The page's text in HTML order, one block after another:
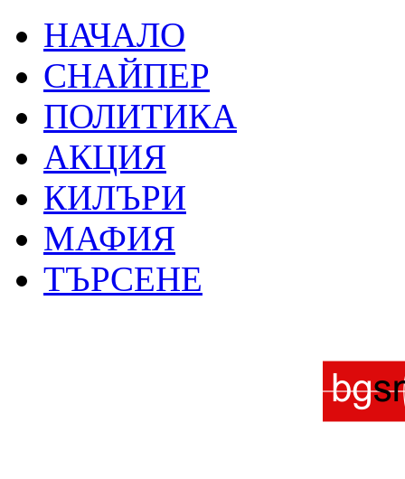
НАЧАЛО
СНАЙПЕР
ПОЛИТИКА
АКЦИЯ
КИЛЪРИ
МАФИЯ
ТЪРСЕНЕ